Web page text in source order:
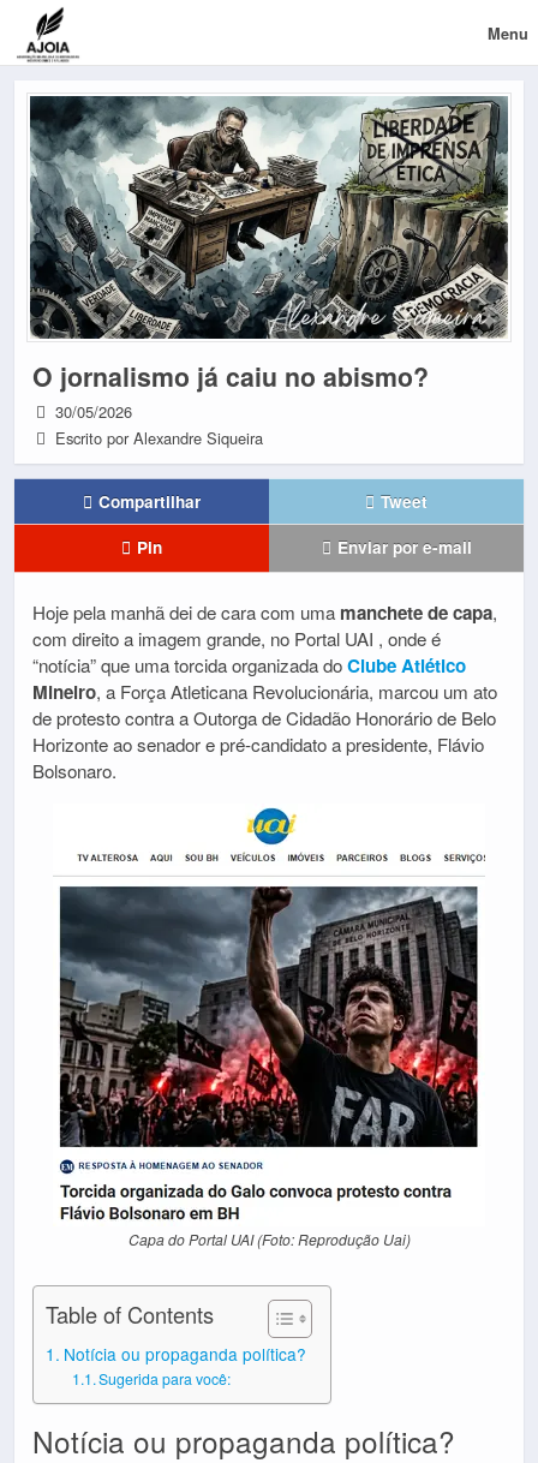
Menu
O jornalismo já caiu no abismo?
30/05/2026
Escrito por Alexandre Siqueira
Compartilhar
Tweet
Pin
Enviar por e-mail
Hoje pela manhã dei de cara com uma manchete de capa,
com direito a imagem grande, no Portal UAI , onde é
“notícia” que uma torcida organizada doClube Atlético
Mineiro, a Força Atleticana Revolucionária, marcou um ato
de protesto contra a Outorga de Cidadão Honorário de Belo
Horizonte ao senador e pré-candidato a presidente, Flávio
Bolsonaro.
Capa do Portal UAI (Foto: Reprodução Uai)
Table of Contents
Notícia ou propaganda política?
Sugerida para você:
Notícia ou propaganda política?